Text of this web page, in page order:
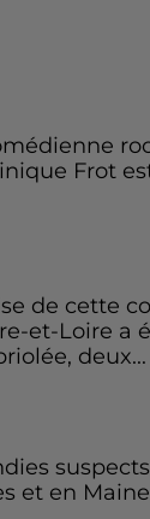
Frot
de cette
et-Loire a
deux...
et en